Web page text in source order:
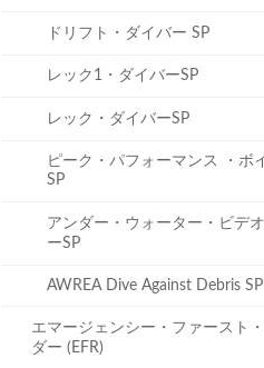
ドリフト・ダイバー SP
レック1・ダイバーSP
レック・ダイバーSP
ピーク・パフォーマンス ・ボ
SP
アンダー・ウォーター・ビデ
ーSP
AWREA Dive Against Debris SP
エマージェンシー・ファースト
ダー (EFR)